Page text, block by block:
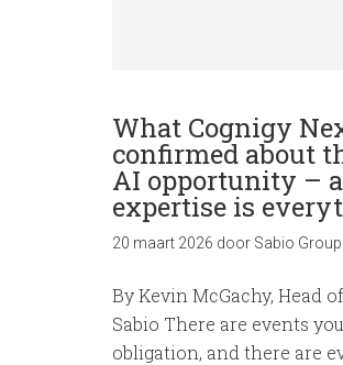
What Cognigy
confirmed about
AI opportunity –
expertise is
20 maart 2026 door Sabio Group
By Kevin McGachy, Head
Sabio There are events
obligation, and there are